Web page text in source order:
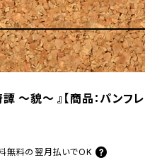
〜貌〜 』【商品：パンフレ
無料の 翌月払いでOK